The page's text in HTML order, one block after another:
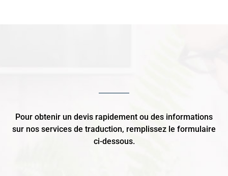
Pour obtenir un devis rapidement ou des informations
sur nos services de traduction, remplissez le formulaire
ci-dessous.